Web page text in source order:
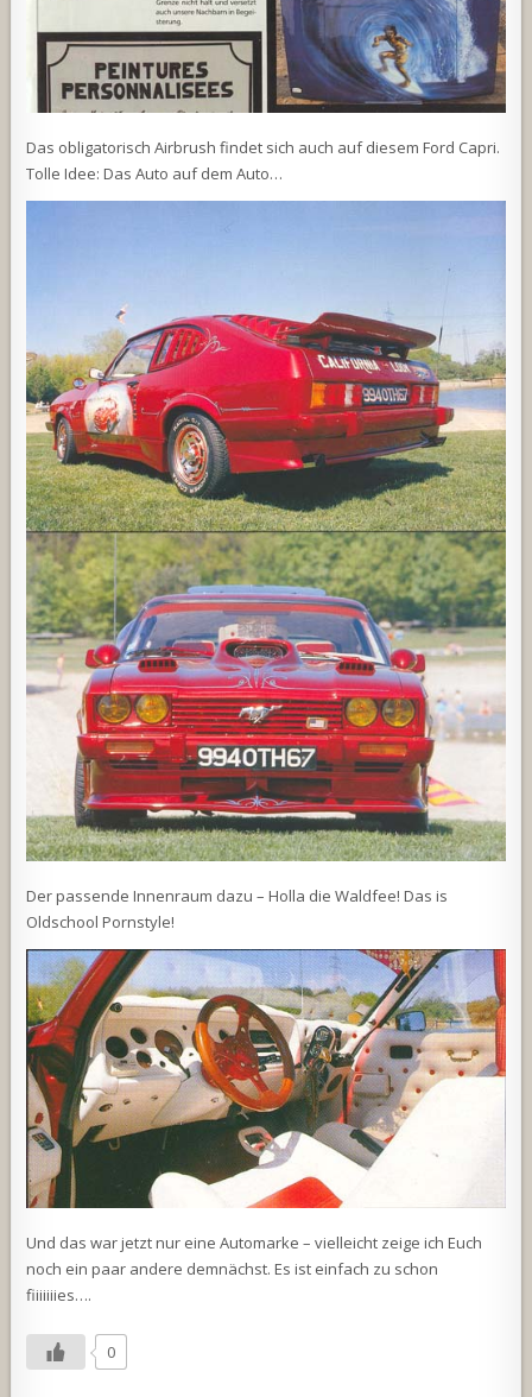
Das obligatorisch Airbrush findet sich auch auf diesem Ford Capri.
Tolle Idee: Das Auto auf dem Auto…
Der passende Innenraum dazu – Holla die Waldfee! Das is
Oldschool Pornstyle!
Und das war jetzt nur eine Automarke – vielleicht zeige ich Euch
noch ein paar andere demnächst. Es ist einfach zu schon
fiiiiiiies….
0